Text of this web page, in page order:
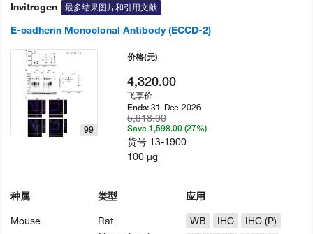
Invitrogen 最多结果图片和引用文献
E-cadherin Monoclonal Antibody (ECCD-2)
99
种属
Mouse
类型
Rat
应用
WB
IHC
IHC (P)
价格(元)
4,320.00
飞享价
Ends:31-Dec-2026
5,918.00
Save 1,598.00 (27%)
货号 13-1900
100 µg